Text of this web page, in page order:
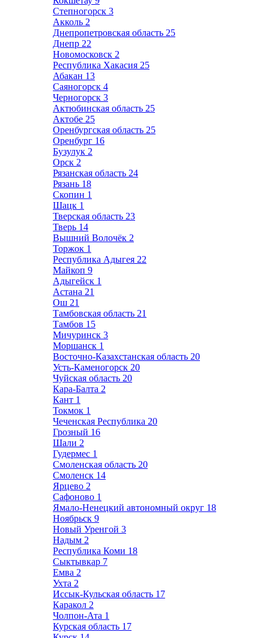
Степногорск 3
Акколь 2
Днепропетровская область 25
Днепр 22
Новомосковск 2
Республика Хакасия 25
Абакан 13
Саяногорск 4
Черногорск 3
Актюбинская область 25
Актобе 25
Оренбургская область 25
Оренбург 16
Бузулук 2
Орск 2
Рязанская область 24
Рязань 18
Скопин 1
Шацк 1
Тверская область 23
Тверь 14
Вышний Волочёк 2
Торжок 1
Республика Адыгея 22
Майкоп 9
Адыгейск 1
Астана 21
Ош 21
Тамбовская область 21
Тамбов 15
Мичуринск 3
Моршанск 1
Восточно-Казахстанская область 20
Усть-Каменогорск 20
Чуйская область 20
Кара-Балта 2
Кант 1
Токмок 1
Чеченская Республика 20
Грозный 16
Шали 2
Гудермес 1
Смоленская область 20
Смоленск 14
Ярцево 2
Сафоново 1
Ямало-Ненецкий автономный округ 18
Ноябрьск 9
Новый Уренгой 3
Надым 2
Республика Коми 18
Сыктывкар 7
Емва 2
Ухта 2
Иссык-Кульская область 17
Каракол 2
Чолпон-Ата 1
Курская область 17